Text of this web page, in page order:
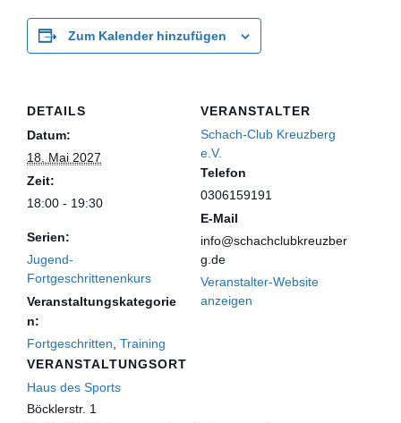
Zum Kalender hinzufügen
DETAILS
Datum:
18. Mai 2027
Zeit:
18:00 - 19:30
Serien:
Jugend-
Fortgeschrittenenkurs
Veranstaltungskategorie
n:
Fortgeschritten Training
VERANSTALTUNGSORT
Haus des Sports
Böcklerstr. 1
VERANSTALTER
Schach-Club Kreuzberg
e.V.
Telefon
0306159191
E-Mail
info@schachclubkreuzber
g.de
Veranstalter-Website
anzeigen